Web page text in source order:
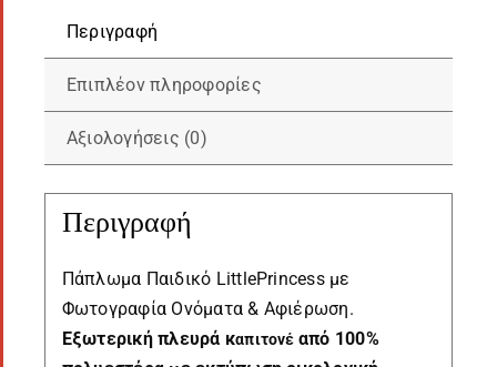
Περιγραφή
Επιπλέον πληροφορίες
Αξιολογήσεις (0)
Περιγραφή
Πάπλωμα Παιδικό LittlePrincess με
Φωτογραφία Ονόματα & Αφιέρωση.
Εξωτερική πλευρά καπιτονέ από 100%